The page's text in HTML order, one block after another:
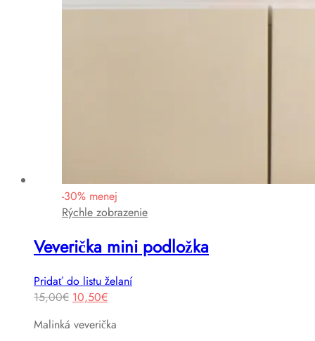
-30% menej
Rýchle zobrazenie
Veverička mini podložka
Pridať do listu želaní
15,00€ Original
was:
10,50€Current
is:
Malinká veverička